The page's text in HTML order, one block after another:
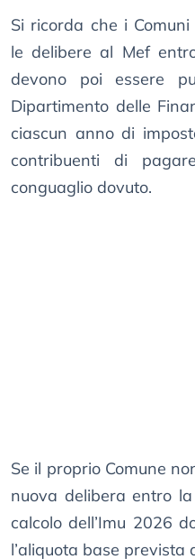
Si ricorda che i
le delibere al Mef
devono poi essere
Dipartimento delle
ciascun anno di
contribuenti di
conguaglio dovuto.
Se il proprio Comune
nuova delibera entro
calcolo dell’Imu 2026
l’aliquota base prevista